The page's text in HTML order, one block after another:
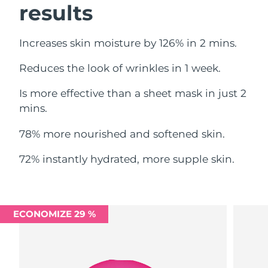
results
Increases skin moisture by 126% in 2 mins.
Reduces the look of wrinkles in 1 week.
Is more effective than a sheet mask in just 2
mins.
78% more nourished and softened skin.
72% instantly hydrated, more supple skin.
ECONOMIZE 29 %
Omã
Filipinas Entrega prevista 8/14/26
Polônia Entrega prevista
Portugal Entrega prevista8/11/26
Romênia